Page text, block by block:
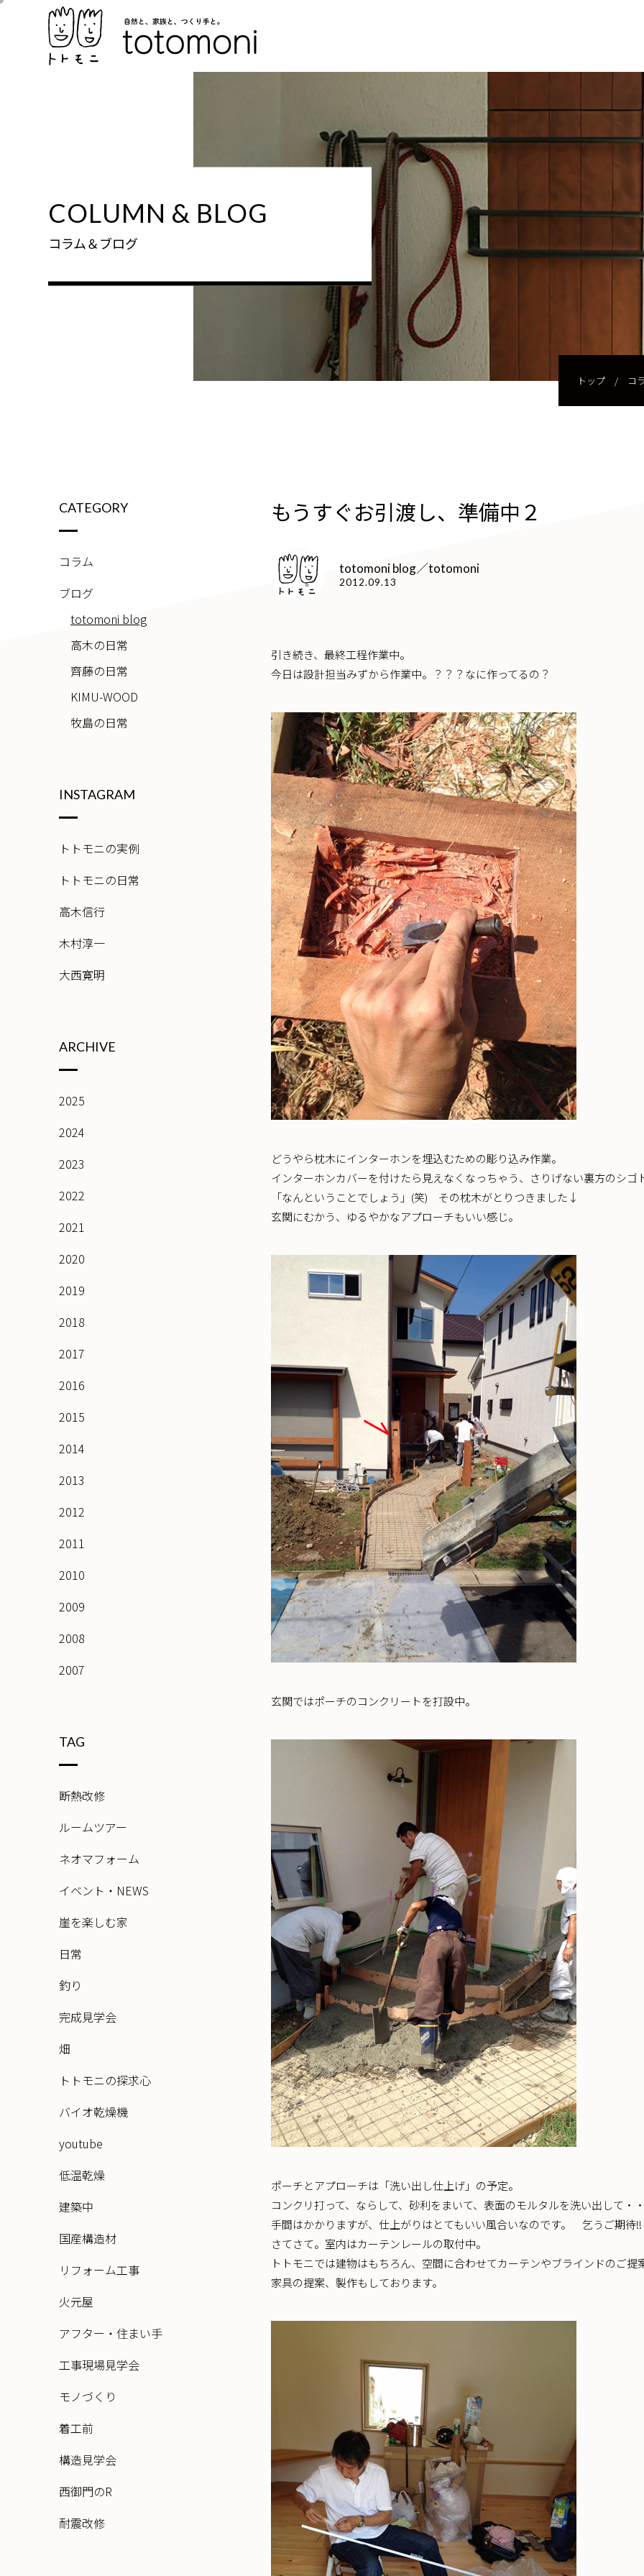
COLUMN & BLOG
コラム＆ブログ
トップ/ コ
もうすぐお引渡し、準備中２
totomoni blog／totomoni
2012.09.13
引き続き、最終工程作業中。
今日は設計担当みずから作業中。？？？なに作ってるの？
どうやら枕木にインターホンを埋込むための彫り込み作業。
インターホンカバーを付けたら見えなくなっちゃう、さりげない裏方のシゴ
「なんということでしょう」(笑) その枕木がとりつきました↓
玄関にむかう、ゆるやかなアプローチもいい感じ。
玄関ではポーチのコンクリートを打設中。
ポーチとアプローチは「洗い出し仕上げ」の予定。
コンクリ打って、ならして、砂利をまいて、表面のモルタルを洗い出して・
手間はかかりますが、仕上がりはとてもいい風合いなのです。 乞うご期待!!
さてさて。室内はカーテンレールの取付中。
トトモニでは建物はもちろん、空間に合わせてカーテンやブラインドのご提
家具の提案、製作もしております。
CATEGORY
コラム
ブログ
totomoni blog
高木の日常
齊藤の日常
KIMU-WOOD
牧島の日常
INSTAGRAM
トトモニの実例
トトモニの日常
高木信行
木村淳一
大西寛明
ARCHIVE
2025
2024
2023
2022
2021
2020
2019
2018
2017
2016
2015
2014
2013
2012
2011
2010
2009
2008
2007
TAG
断熱改修
ルームツアー
ネオマフォーム
イベント・NEWS
崖を楽しむ家
日常
釣り
完成見学会
畑
トトモニの探求心
バイオ乾燥機
youtube
低温乾燥
建築中
国産構造材
リフォーム工事
火元屋
アフター・住まい手
工事現場見学会
モノづくり
着工前
構造見学会
西御門のR
耐震改修